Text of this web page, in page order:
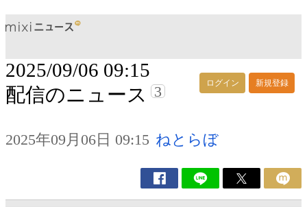
ログイン 新規登録
2025/09/06 09:15
配信のニュース
3
2025年09月06日 09:15 ねとらぼ